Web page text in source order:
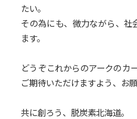
たい。
その為にも、微力ながら、
ます。
どうぞこれからのアークのカ
ご期待いただけますよう、お願
共に創ろう、脱炭素北海道。